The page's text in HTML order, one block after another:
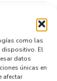
como las
dispositivo. El
datos
únicas en
afectar
D4FC